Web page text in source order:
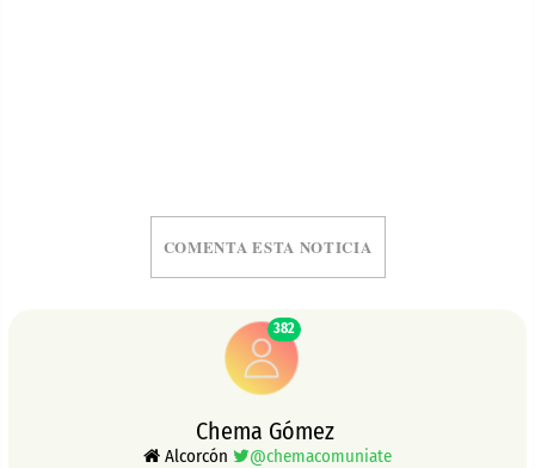
COMENTA ESTA NOTICIA
382
Chema Gómez
Alcorcón @chemacomuniate